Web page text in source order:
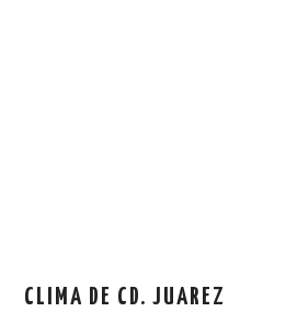
CLIMA DE CD. JUAREZ